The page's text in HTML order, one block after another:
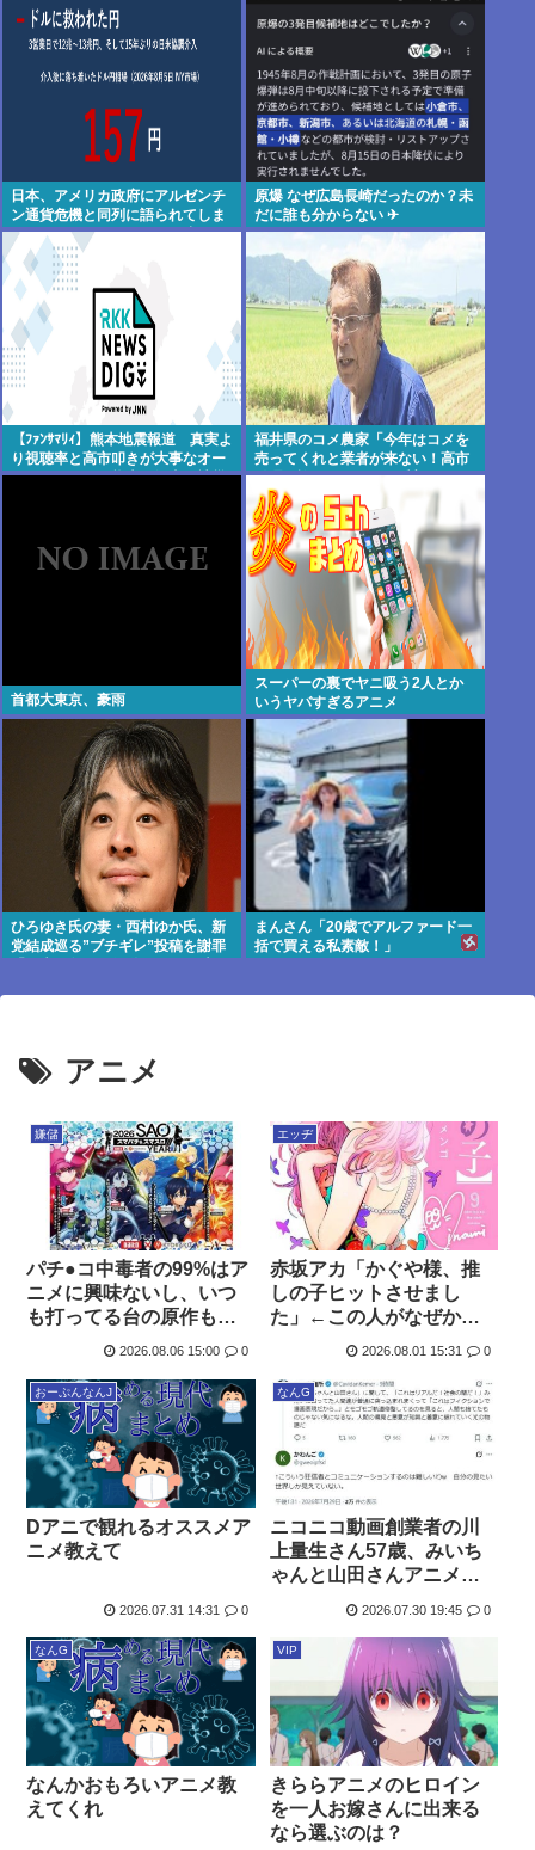
日本、アメリカ政府にアルゼンチ
ン通貨危機と同列に語られてしま
うwwwもうすでに158円に戻る
原爆 なぜ広島長崎だったのか？未
だに誰も分からない ✈
【ﾌｧﾝｻﾏﾘｨ】熊本地震報道 真実よ
り視聴率と高市叩きが大事なオー
ルドメディア 熊本県知事が被災
福井県のコメ農家「今年はコメを
売ってくれと業者が来ない！高市
総理が許せない！もう愛想尽かし
た！！！」
首都大東京、豪雨
スーパーの裏でヤニ吸う2人とか
いうヤバすぎるアニメ
ひろゆき氏の妻・西村ゆか氏、新
党結成巡る”ブチギレ”投稿を謝罪
まんさん「20歳でアルファード一
括で買える私素敵！」
アニメ
嫌儲
パチ●コ中毒者の99%はア
ニメに興味ないし、いつ
も打ってる台の原作も知
らないという不都合な真
2026.08.06 15:00 0
エッヂ
赤坂アカ「かぐや様、推
しの子ヒットさせまし
た」←この人がなぜか過
小評価されてる理由
2026.08.01 15:31 0
おーぷんなんJ
Dアニで観れるオススメア
ニメ教えて
2026.07.31 14:31 0
なんG
ニコニコ動画創業者の川
上量生さん57歳、みいち
ゃんと山田さんアニメ化
2026.07.30 19:45 0
なんG
なんかおもろいアニメ教
えてくれ
VIP
きららアニメのヒロイン
を一人お嫁さんに出来る
なら選ぶのは？